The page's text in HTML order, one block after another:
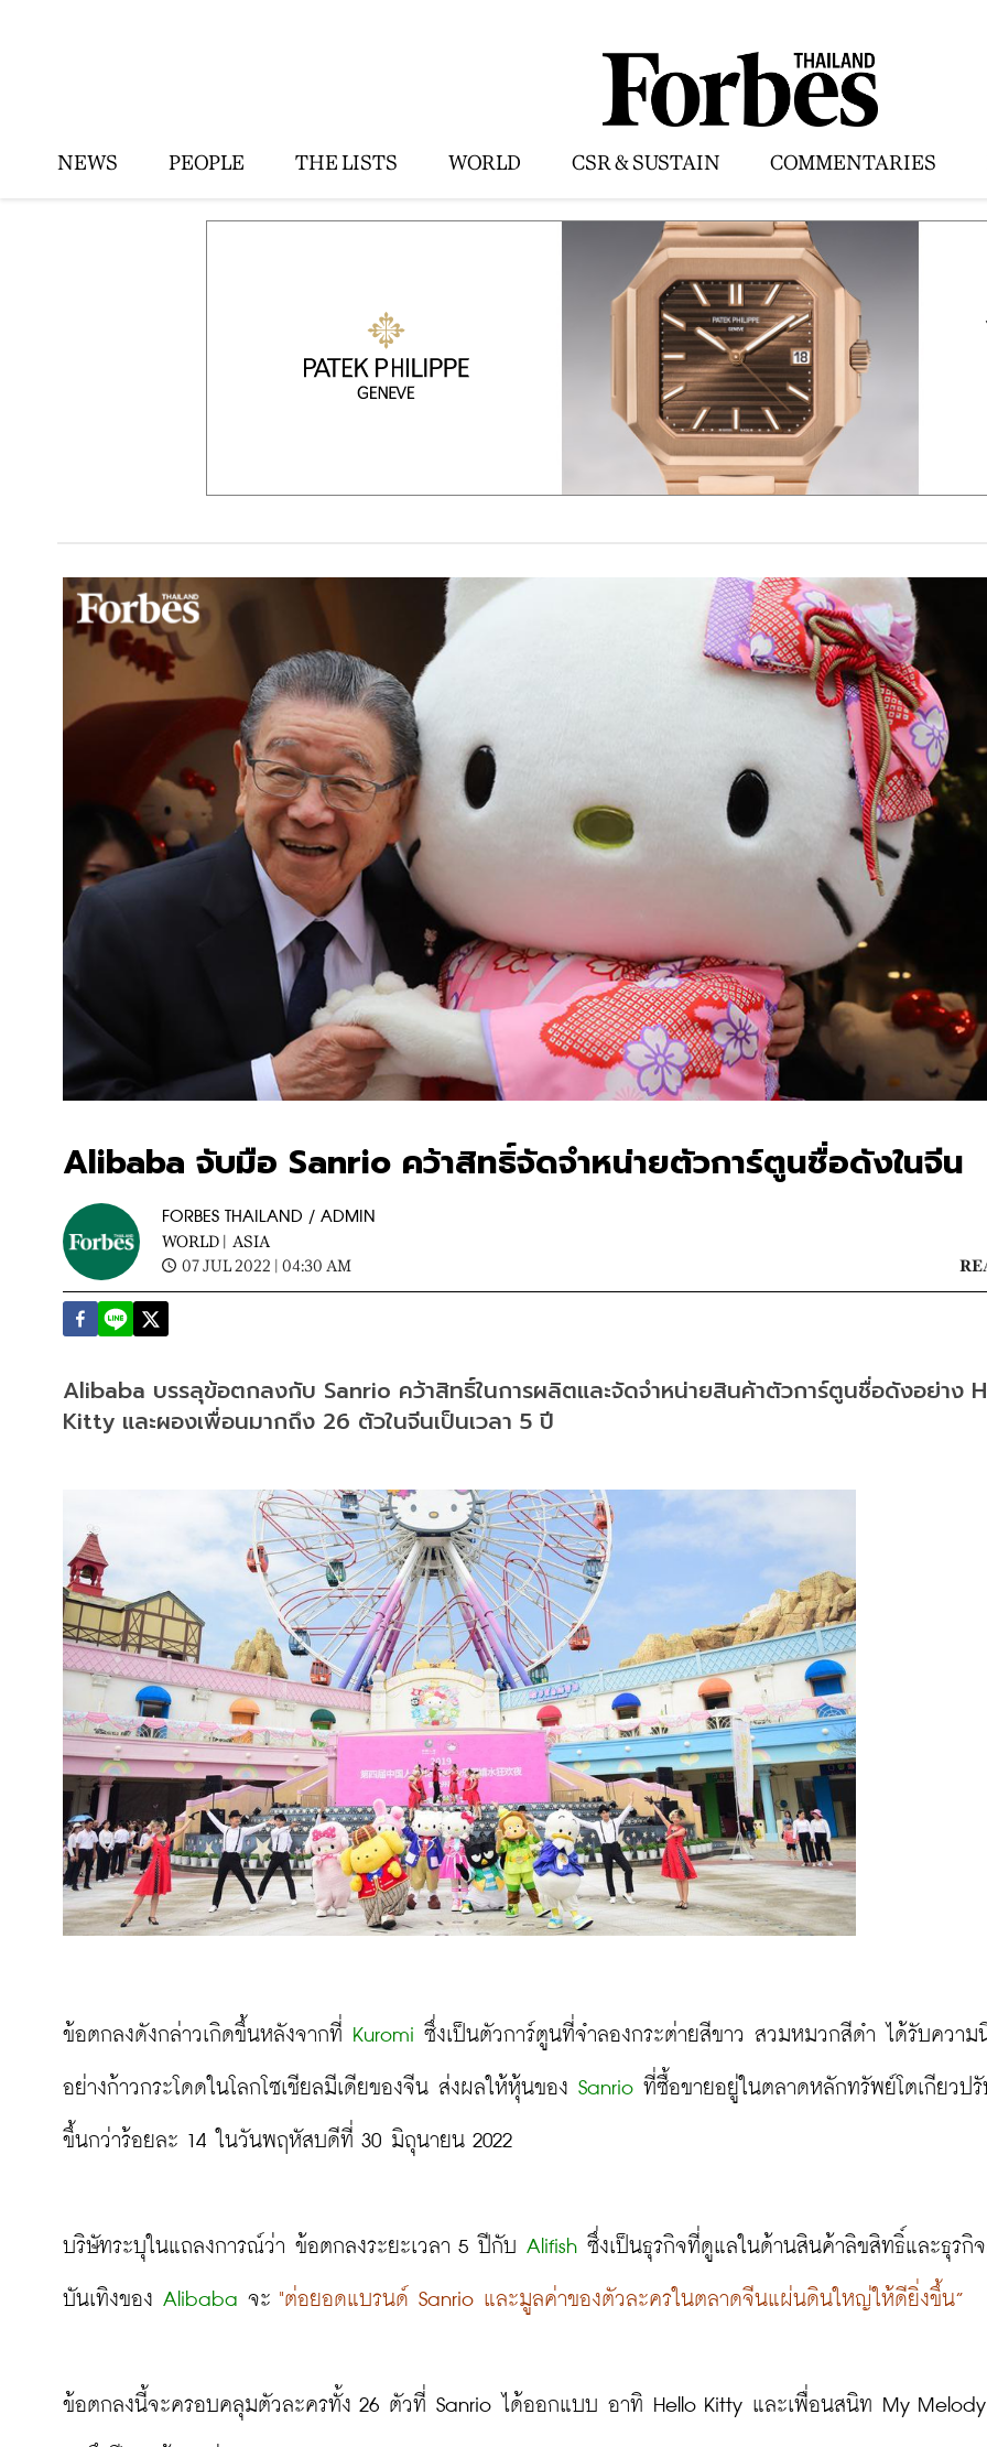
NEWS PEOPLE THE LISTS WORLD CSR & SUSTAIN COMMENTARIES
Alibaba จับมือ Sanrio คว้าสิทธิ์จัดจำหน่ายตัวการ์ตูนชื่อดังในจีน
FORBES THAILAND / ADMIN
WORLD | ASIA
07 JUL 2022 | 04:30 AM
Alibaba บรรลุข้อตกลงกับ Sanrio คว้าสิทธิ์ในการผลิตและจัดจำหน่ายสินค้าตัวการ์ตูนชื่อดังอย่าง
Kitty และผองเพื่อนมากถึง 26 ตัวในจีนเป็นเวลา 5 ปี
ข้อตกลงดังกล่าวเกิดขึ้นหลังจากที่ Kuromi ซึ่งเป็นตัวการ์ตูนที่จำลองกระต่ายสีขาว สวมหมวกสีดำ ได้รับความ
อย่างก้าวกระโดดในโลกโซเชียลมีเดียของจีน ส่งผลให้หุ้นของ Sanrio ที่ซื้อขายอยู่ในตลาดหลักทรัพย์โตเกียวป
ขึ้นกว่าร้อยละ 14 ในวันพฤหัสบดีที่ 30 มิถุนายน 2022
บริษัทระบุในแถลงการณ์ว่า ข้อตกลงระยะเวลา 5 ปีกับ Alifish ซึ่งเป็นธุรกิจที่ดูแลในด้านสินค้าลิขสิทธิ์และธุรกิ
บันเทิงของ Alibaba จะ "ต่อยอดแบรนด์ Sanrio และมูลค่าของตัวละครในตลาดจีนแผ่นดินใหญ่ให้ดียิ่งขึ้น”
ข้อตกลงนี้จะครอบคลุมตัวละครทั้ง 26 ตัวที่ Sanrio ได้ออกแบบ อาทิ Hello Kitty และเพื่อนสนิท My Melody